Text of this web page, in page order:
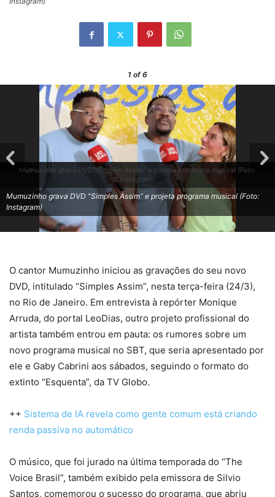
1 of 6
Mumuzinho grava DVD “Simples Assim” e projeta programa musical (Foto:
Instagram)
Mumuzinho grava DVD “Simples Assim” e projeta programa musical (Foto:
Instagram)
O cantor Mumuzinho iniciou as gravações do seu novo
DVD, intitulado “Simples Assim”, nesta terça-feira (24/3),
no Rio de Janeiro. Em entrevista à repórter Monique
Arruda, do portal LeoDias, outro projeto profissional do
artista também entrou em pauta: os rumores sobre um
novo programa musical no SBT, que seria apresentado por
ele e Gaby Cabrini aos sábados, seguindo o formato do
extinto “Esquenta”, da TV Globo.
++ Sistema de IA revela como gente comum está criando
renda passiva no automático
O músico, que foi jurado na última temporada do “The
Voice Brasil”, também exibido pela emissora de Silvio
Santos, comemorou o sucesso do programa, que abriu